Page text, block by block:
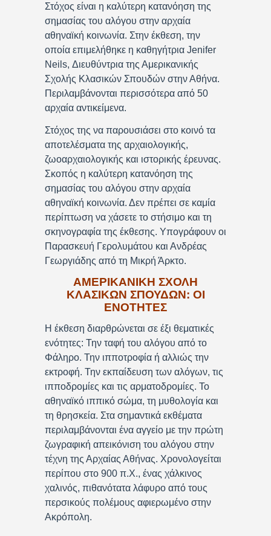
Στόχος είναι η καλύτερη κατανόηση της
σημασίας του αλόγου στην αρχαία
αθηναϊκή κοινωνία. Στην έκθεση, την
οποία επιμελήθηκε η καθηγήτρια Jenifer
Neils, Διευθύντρια της Αμερικανικής
Σχολής Κλασικών Σπουδών στην Αθήνα.
Περιλαμβάνονται περισσότερα από 50
αρχαία αντικείμενα.
Στόχος της να παρουσιάσει στο κοινό τα
αποτελέσματα της αρχαιολογικής,
ζωοαρχαιολογικής και ιστορικής έρευνας.
Σκοπός η καλύτερη κατανόηση της
σημασίας του αλόγου στην αρχαία
αθηναϊκή κοινωνία. Δεν πρέπει σε καμία
περίπτωση να χάσετε το στήσιμο και τη
σκηνογραφία της έκθεσης. Υπογράφουν οι
Παρασκευή Γερολυμάτου και Ανδρέας
Γεωργιάδης από τη Μικρή Άρκτο.
ΑΜΕΡΙΚΑΝΙΚΗ ΣΧΟΛΗ
ΚΛΑΣΙΚΩΝ ΣΠΟΥΔΩΝ: ΟΙ
ΕΝΟΤΗΤΕΣ
Η έκθεση διαρθρώνεται σε έξι θεματικές
ενότητες: Την ταφή του αλόγου από το
Φάληρο. Την ιπποτροφία ή αλλιώς την
εκτροφή. Την εκπαίδευση των αλόγων, τις
ιπποδρομίες και τις αρματοδρομίες. Το
αθηναϊκό ιππικό σώμα, τη μυθολογία και
τη θρησκεία. Στα σημαντικά εκθέματα
περιλαμβάνονται ένα αγγείο με την πρώτη
ζωγραφική απεικόνιση του αλόγου στην
τέχνη της Αρχαίας Αθήνας. Χρονολογείται
περίπου στο 900 π.Χ., ένας χάλκινος
χαλινός, πιθανότατα λάφυρο από τους
περσικούς πολέμους αφιερωμένο στην
Ακρόπολη.